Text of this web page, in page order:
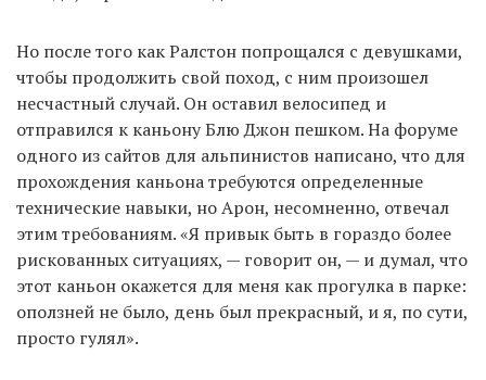
Но после того как Ралстон попрощался с девушками,
чтобы продолжить свой поход, с ним произошел
несчастный случай. Он оставил велосипед и
отправился к каньону Блю Джон пешком. На форуме
одного из сайтов для альпинистов написано, что для
прохождения каньона требуются определенные
технические навыки, но Арон, несомненно, отвечал
этим требованиям. «Я привык быть в гораздо более
рискованных ситуациях, — говорит он, — и думал, что
этот каньон окажется для меня как прогулка в парке:
оползней не было, день был прекрасный, и я, по сути,
просто гулял».